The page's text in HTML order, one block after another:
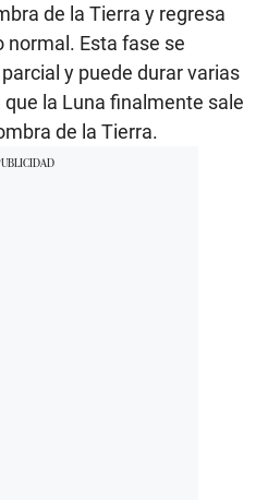
de la Tierra y regresa
normal. Esta fase se
y puede durar varias
la Luna finalmente sale
de la Tierra.